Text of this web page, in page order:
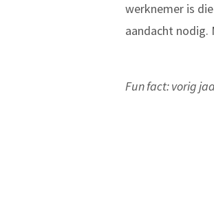
werknemer is
aandacht nodig.
Fun fact: vorig